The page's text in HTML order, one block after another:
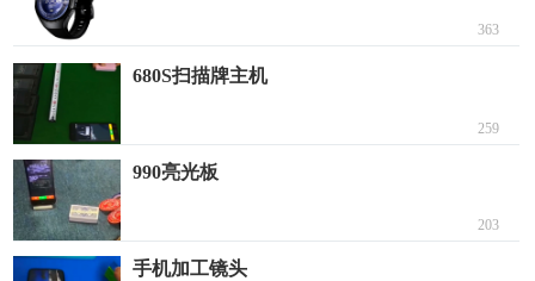
363
680S扫描牌主机
259
990亮光板
203
手机加工镜头